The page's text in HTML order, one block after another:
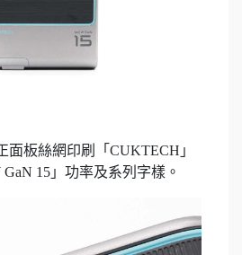
面板絲網印刷「CUKTECH」
15」功率及系列字樣。